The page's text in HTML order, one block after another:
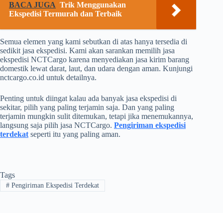
BACA JUGA Trik Menggunakan
Ekspedisi Termurah dan Terbaik
Semua elemen yang kami sebutkan di atas hanya tersedia di
sedikit jasa ekspedisi. Kami akan sarankan memilih jasa
ekspedisi NCTCargo karena menyediakan jasa kirim barang
domestik lewat darat, laut, dan udara dengan aman. Kunjungi
nctcargo.co.id untuk detailnya.
Penting untuk diingat kalau ada banyak jasa ekspedisi di
sekitar, pilih yang paling terjamin saja. Dan yang paling
terjamin mungkin sulit ditemukan, tetapi jika menemukannya,
langsung saja pilih jasa NCTCargo. Pengiriman ekspedisi
terdekat seperti itu yang paling aman.
Tags
#Pengiriman Ekspedisi Terdekat